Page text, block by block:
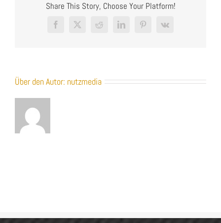
Neckarsulm
Share This Story, Choose Your Platform!
Facebook
X RedditLinkedInPinterest
Vk
Über den Autor: nutzmedia